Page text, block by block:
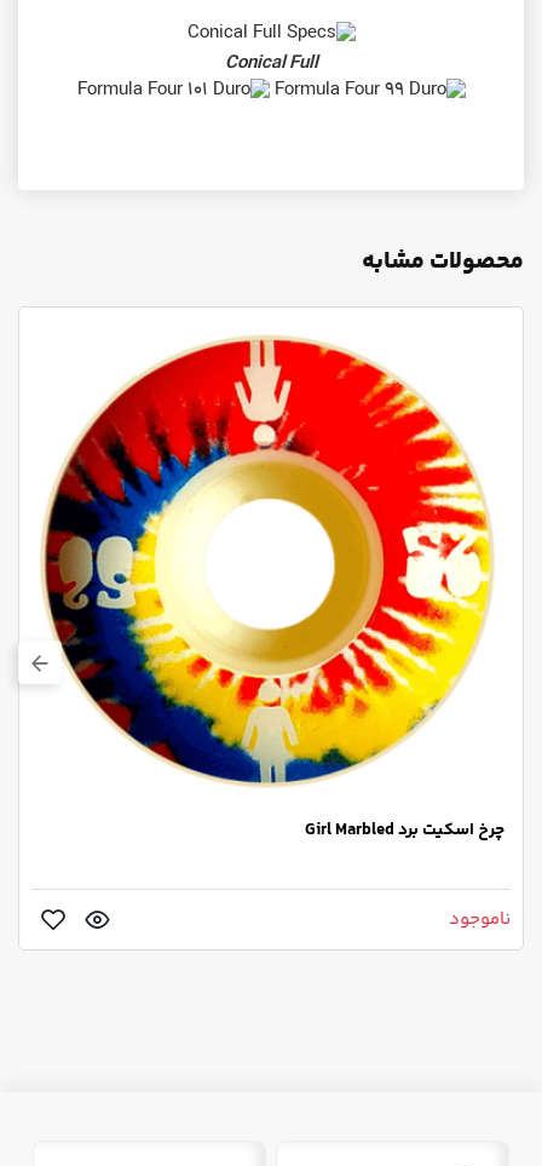
Conical Full
محصولات مشابه
چرخ اسکیت برد Girl Marbled
ناموجود